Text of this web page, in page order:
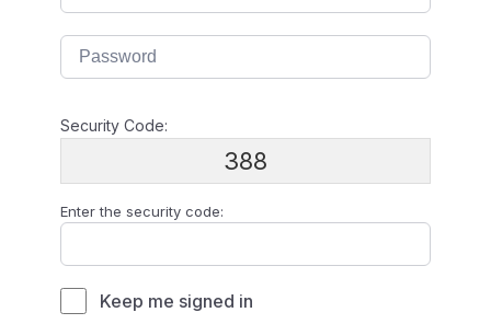
Security Code:
388
Enter the security code:
Keep me signed in